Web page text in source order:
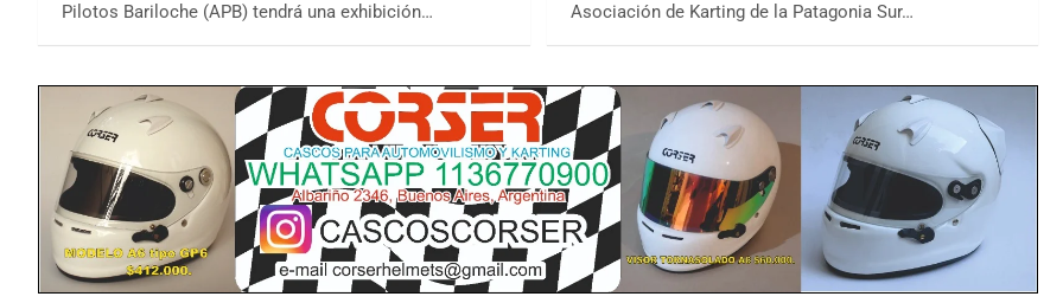
Pilotos Bariloche (APB) tendrá una exhibición…
Asociación de Karting de la Patagonia Sur…